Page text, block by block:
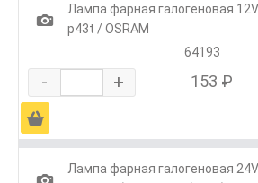
1
Лампа фарная галогеновая
p43t / OSRAM
64193
- + 153 ₽
Ä
Лампа фарная галогеновая